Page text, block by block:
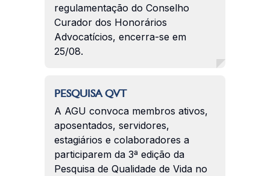
regulamentação do Conselho
Curador dos Honorários
Advocatícios, encerra-se em
25/08.
PESQUISA QVT
A AGU convoca membros ativos,
aposentados, servidores,
estagiários e colaboradores a
participarem da 3ª edição da
Pesquisa de Qualidade de Vida no